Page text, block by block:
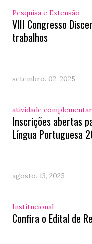
Pesquisa e Extensão
VIII Congresso
trabalhos
setembro. 02, 2025
atividade complementar
Inscrições abertas
Língua Portuguesa
agosto. 13, 2025
Institucional
Confira o Edital de